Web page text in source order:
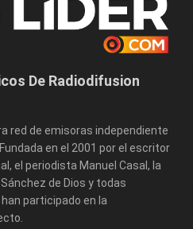
De Radiodifusion
red de emisoras independiente
en el 2001 por el escritor
el periodista Manuel Casal, la
de Dios y todas
participado en la